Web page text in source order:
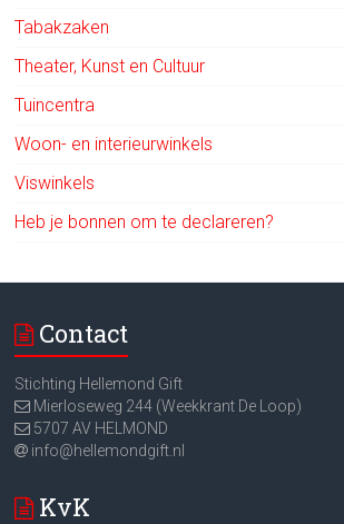
Tabakzaken
Theater, Kunst en Cultuur
Tuincentra
Woon- en interieurwinkels
Viswinkels
Heb je bonnen om te declareren?
Contact
Stichting Hellemond Gift
Mierloseweg 244 (Weekkrant De Loop)
5707 AV HELMOND
info@hellemondgift.nl
KvK